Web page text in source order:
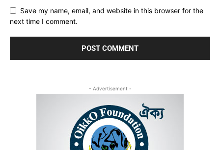
Save my name, email, and website in this browser for the
next time I comment.
- Advertisement -